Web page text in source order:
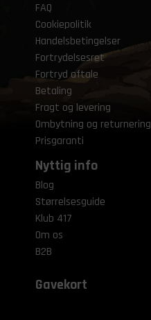
FAQ
Cookiepolitik
Handelsbetingelser
Fortrydelsesret
Fortryd aftale
Betaling
Fragt og levering
Ombytning og returnering
Prisgaranti
Nyttig info
Blog
Størrelsesguide
Klub 417
Om os
B2B
Gavekort